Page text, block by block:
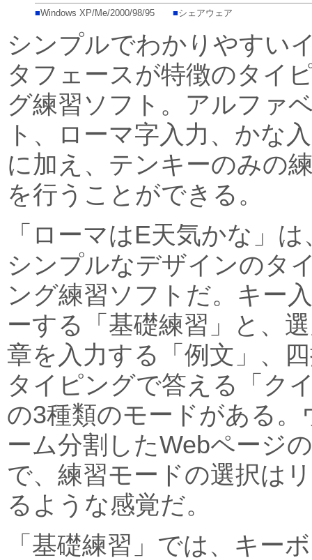
■Windows XP/Me/2000/98/95 ■シェアウェア
シンプルでわかりやすい
タフェースが特徴のタイ
グ練習ソフト。アルファ
ト、ローマ字入力、かな
に加え、テンキーのみの
を行うことができる。
「ローマはE天気かな」は
シンプルなデザインのタ
ング練習ソフトだ。キー
ーする「基礎練習」と、
章を入力する「例文」、
タイピングで答える「ク
の3種類のモードがある
ーム分割したWebページ
で、練習モードの選択は
るような感覚だ。
「基礎練習」では、キー